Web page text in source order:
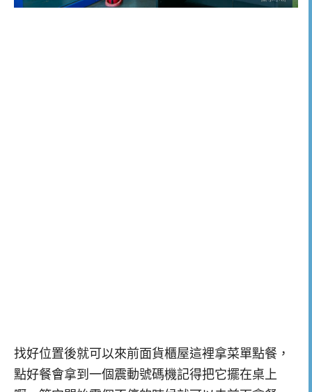
找好位置後就可以來前面貨櫃屋這裡拿菜單點餐，
點好餐會拿到一個震動號碼機記得把它擺在桌上